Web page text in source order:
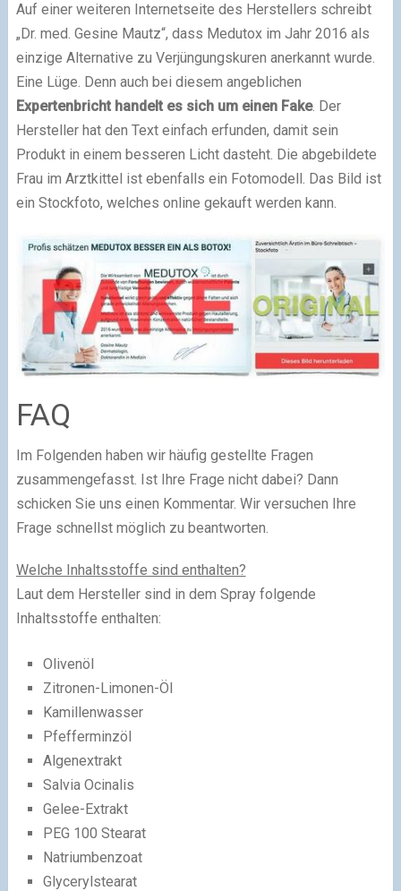
Auf einer weiteren Internetseite des Herstellers schreibt
„Dr. med. Gesine Mautz“, dass Medutox im Jahr 2016 als
einzige Alternative zu Verjüngungskuren anerkannt wurde.
Eine Lüge. Denn auch bei diesem angeblichen
Expertenbricht handelt es sich um einen Fake. Der
Hersteller hat den Text einfach erfunden, damit sein
Produkt in einem besseren Licht dasteht. Die abgebildete
Frau im Arztkittel ist ebenfalls ein Fotomodell. Das Bild ist
ein Stockfoto, welches online gekauft werden kann.
FAQ
Im Folgenden haben wir häufig gestellte Fragen
zusammengefasst. Ist Ihre Frage nicht dabei? Dann
schicken Sie uns einen Kommentar. Wir versuchen Ihre
Frage schnellst möglich zu beantworten.
Welche Inhaltsstoffe sind enthalten?
Laut dem Hersteller sind in dem Spray folgende
Inhaltsstoffe enthalten:
Olivenöl
Zitronen-Limonen-Öl
Kamillenwasser
Pfefferminzöl
Algenextrakt
Salvia Ocinalis
Gelee-Extrakt
PEG 100 Stearat
Natriumbenzoat
Glycerylstearat